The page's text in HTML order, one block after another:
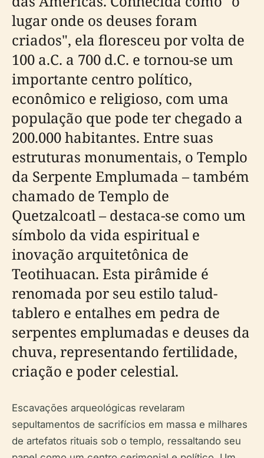
lugar onde os deuses foram
criados", ela floresceu por volta de
100 a.C. a 700 d.C. e tornou-se um
importante centro político,
econômico e religioso, com uma
população que pode ter chegado a
200.000 habitantes. Entre suas
estruturas monumentais, o Templo
da Serpente Emplumada – também
chamado de Templo de
Quetzalcoatl – destaca-se como um
símbolo da vida espiritual e
inovação arquitetônica de
Teotihuacan. Esta pirâmide é
renomada por seu estilo talud-
tablero e entalhes em pedra de
serpentes emplumadas e deuses da
chuva, representando fertilidade,
criação e poder celestial.
Escavações arqueológicas revelaram
sepultamentos de sacrifícios em massa e milhares
de artefatos rituais sob o templo, ressaltando seu